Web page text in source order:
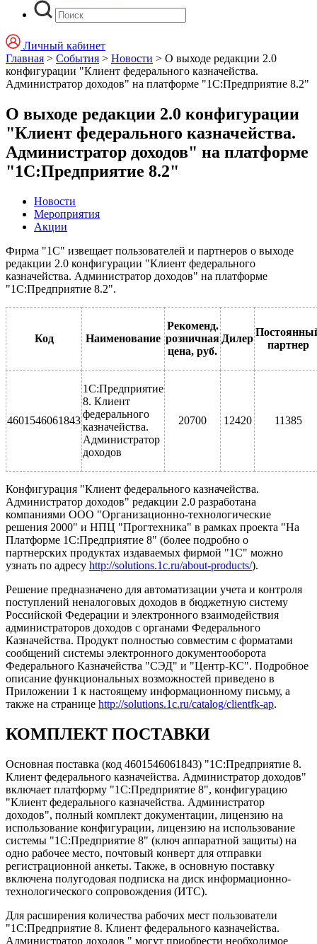
Личный кабинет
Главная > События > Новости > О выходе редакции 2.0
конфигурации "Клиент федерального казначейства.
Администратор доходов" на платформе "1С:Предприятие 8.2"
О выходе редакции 2.0 конфигурации
"Клиент федерального казначейства.
Администратор доходов" на платформе
"1С:Предприятие 8.2"
Новости
Мероприятия
Акции
Фирма "1С" извещает пользователей и партнеров о выходе
редакции 2.0 конфигурации "Клиент федерального
казначейства. Администратор доходов" на платформе
"1С:Предприятие 8.2".
Код Наименование
Рекоменд.
розничная
цена, руб.
Дилер
партнер
4601546061843
1С:Предприятие
8. Клиент
федерального
казначейства.
Администратор
доходов
20700 12420 11385
Конфигурация "Клиент федерального казначейства.
Администратор доходов" редакции 2.0 разработана
компаниями ООО "Организационно-технологические
решения 2000" и НПЦ "Прогтехника" в рамках проекта "На
Платформе 1С:Предприятие 8" (более подробно о
партнерских продуктах издаваемых фирмой "1С" можно
узнать по адресу http://solutions.1c.ru/about-products/).
Решение предназначено для автоматизации учета и контроля
поступлений неналоговых доходов в бюджетную систему
Российской Федерации и электронного взаимодействия
администраторов доходов с органами Федерального
Казначейства. Продукт полностью совместим с форматами
сообщений системы электронного документооборота
Федерального Казначейства "СЭД" и "Центр-КС". Подробное
описание функциональных возможностей приведено в
Приложении 1 к настоящему информационному письму, а
также на странице http://solutions.1c.ru/catalog/clientfk-ap.
КОМПЛЕКТ ПОСТАВКИ
Основная поставка (код 4601546061843) "1С:Предприятие 8.
Клиент федерального казначейства. Администратор доходов"
включает платформу "1С:Предприятие 8", конфигурацию
"Клиент федерального казначейства. Администратор
доходов", полный комплект документации, лицензию на
использование конфигурации, лицензию на использование
системы "1С:Предприятие 8" (ключ аппаратной защиты) на
одно рабочее место, почтовый конверт для отправки
регистрационной анкеты. Также, в основную поставку
включена полугодовая подписка на диск информационно-
технологического сопровождения (ИТС).
Для расширения количества рабочих мест пользователи
"1С:Предприятие 8. Клиент федерального казначейства.
Администратор доходов " могут приобрести необходимое